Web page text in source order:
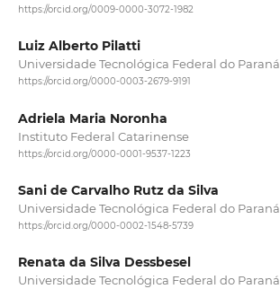
https://orcid.org/0009-0000-3072-1982
Luiz Alberto Pilatti
Universidade Tecnológica Federal do Paraná
https://orcid.org/0000-0003-2679-9191
Adriela Maria Noronha
Instituto Federal Catarinense
https://orcid.org/0000-0001-9537-1223
Sani de Carvalho Rutz da Silva
Universidade Tecnológica Federal do Paraná
https://orcid.org/0000-0002-1548-5739
Renata da Silva Dessbesel
Universidade Tecnológica Federal do Paraná